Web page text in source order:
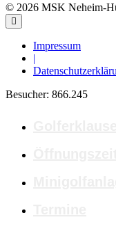
© 2026 MSK Neheim-
Impressum
|
Besucher: 866.245